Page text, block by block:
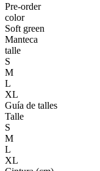
Pre-order
color
Soft green
Manteca
talle
S
M
L
XL
Guía de talles
Talle
S
M
L
XL